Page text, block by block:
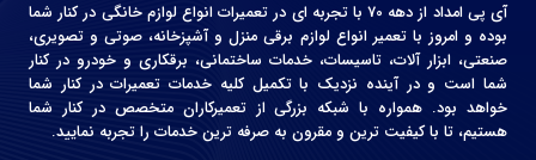
آی پی امداد از دهه 70 با تجربه ای در تعمیرات انواع لوازم خانگی در کنار شما
بوده و امروز با تعمیر انواع لوازم برقی منزل و آشپزخانه، صوتی و‌ تصویری،
صنعتی، ابزار آلات، تاسیسات، خدمات ساختمانی، برقکاری و خودرو در کنار
شما است و در آینده نزدیک با تکمیل کلیه خدمات تعمیرات در کنار شما
خواهد بود. همواره با شبکه بزرگی از تعمیرکاران متخصص در کنار شما
هستیم، تا با کیفیت ترین و مقرون به صرفه ترین خدمات را تجربه نمایید.